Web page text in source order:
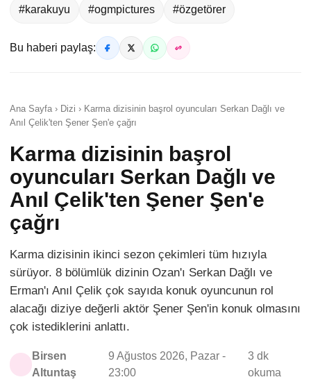
#karakuyu #ogmpictures #özgetörer
Bu haberi paylaş:
Ana Sayfa › Dizi › Karma dizisinin başrol oyuncuları Serkan Dağlı ve
Anıl Çelik'ten Şener Şen'e çağrı
Karma dizisinin başrol
oyuncuları Serkan Dağlı ve
Anıl Çelik'ten Şener Şen'e
çağrı
Karma dizisinin ikinci sezon çekimleri tüm hızıyla
sürüyor. 8 bölümlük dizinin Ozan'ı Serkan Dağlı ve
Erman'ı Anıl Çelik çok sayıda konuk oyuncunun rol
alacağı diziye değerli aktör Şener Şen'in konuk olmasını
çok istediklerini anlattı.
Birsen
Altuntaş
9 Ağustos 2026, Pazar -
23:00
3 dk
okuma